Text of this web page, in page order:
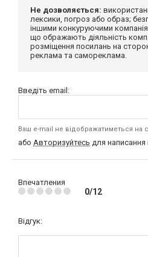
Не дозволяється:
лексики, погроз або образ;
іншими конкуруючими
що ображають діяльність
розміщення посилань на
реклама та самореклама.
Введіть email:
Ваш e-mail не відображатиметься на
або Авторизуйтесь для написання
Впечатления
0/12
Відгук: